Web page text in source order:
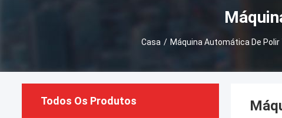
Casa / Máquina Automática De Polir
Todos Os Produtos